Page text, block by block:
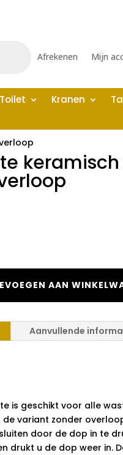
Afrekenen Mijn
Toilet Kranen
AAN
Aanvullende
is geschikt voor alle
variant zonder
door de dop in te
drukt u de dop weer in.